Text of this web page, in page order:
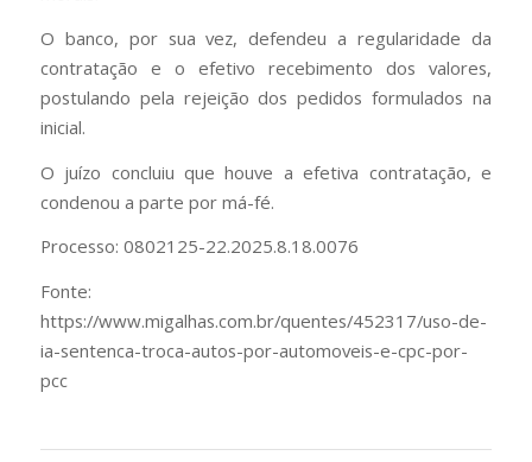
O banco, por sua vez, defendeu a regularidade da
contratação e o efetivo recebimento dos valores,
postulando pela rejeição dos pedidos formulados na
inicial.
O juízo concluiu que houve a efetiva contratação, e
condenou a parte por má-fé.
Processo: 0802125-22.2025.8.18.0076
Fonte:
https://www.migalhas.com.br/quentes/452317/uso-de-
ia-sentenca-troca-autos-por-automoveis-e-cpc-por-
pcc